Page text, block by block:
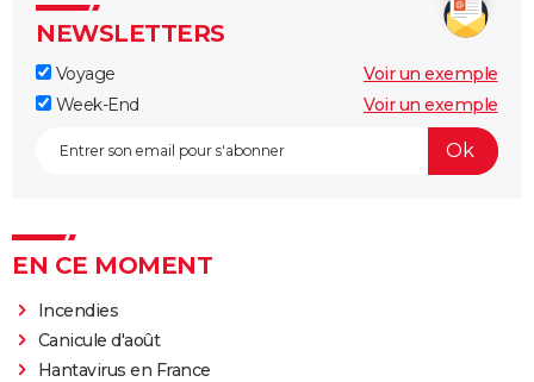
NEWSLETTERS
Voyage
Voir un exemple
Week-End
Voir un exemple
EN CE MOMENT
Incendies
Canicule d'août
Hantavirus en France